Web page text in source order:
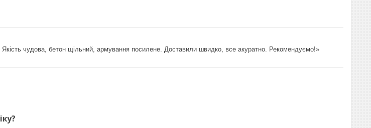
чудова, бетон щільний, армування посилене. Доставили швидко, все акуратно. Рекомендуємо!»